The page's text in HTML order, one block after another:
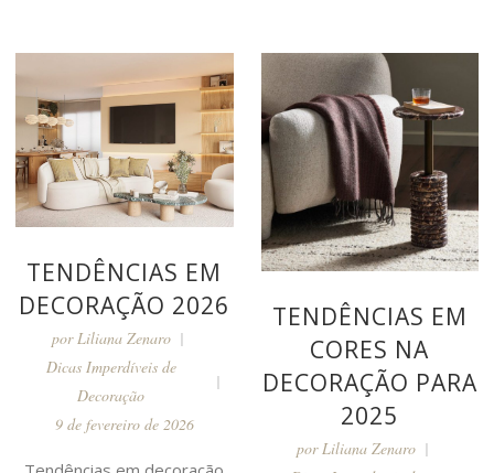
TENDÊNCIAS EM
DECORAÇÃO 2026
porLiliana Zenaro
Dicas Imperdíveis de
Decoração
9 de fevereiro de 2026
TENDÊNCIAS EM
CORES NA
DECORAÇÃO PARA
2025
por Liliana Zenaro